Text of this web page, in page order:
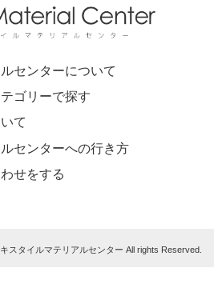
センターについて
ゴリーで探す
て
センターへの行き方
せをする
スタイルマテリアルセンター All rights Reserved.